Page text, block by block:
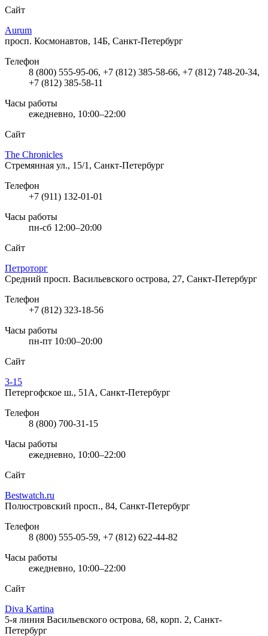
Сайт
Aurum
просп. Космонавтов, 14Б, Санкт-Петербург
Телефон
8 (800) 555-95-06, +7 (812) 385-58-66, +7 (812) 748-20-34,
+7 (812) 385-58-11
Часы работы
ежедневно, 10:00–22:00
Сайт
The Chronicles
Стремянная ул., 15/1, Санкт-Петербург
Телефон
+7 (911) 132-01-01
Часы работы
пн-сб 12:00–20:00
Сайт
Петроторг
Средний просп. Васильевского острова, 27, Санкт-Петербург
Телефон
+7 (812) 323-18-56
Часы работы
пн-пт 10:00–20:00
Сайт
3-15
Петергофское ш., 51А, Санкт-Петербург
Телефон
8 (800) 700-31-15
Часы работы
ежедневно, 10:00–22:00
Сайт
Bestwatch.ru
Полюстровский просп., 84, Санкт-Петербург
Телефон
8 (800) 555-05-59, +7 (812) 622-44-82
Часы работы
ежедневно, 10:00–22:00
Сайт
Diva Kartina
5-я линия Васильевского острова, 68, корп. 2, Санкт-
Петербург